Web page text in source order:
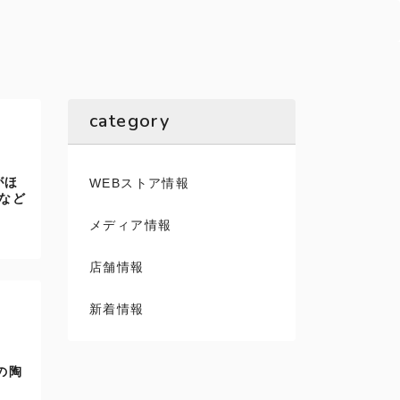
ど
陶
category
WEBストア情報
メディア情報
店舗情報
新着情報